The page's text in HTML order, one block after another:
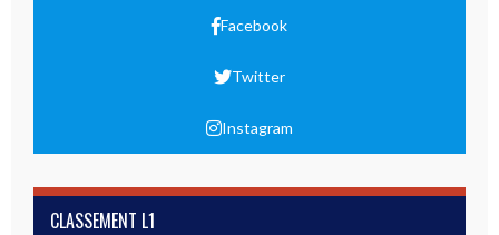
Facebook
Twitter
Instagram
CLASSEMENT L1